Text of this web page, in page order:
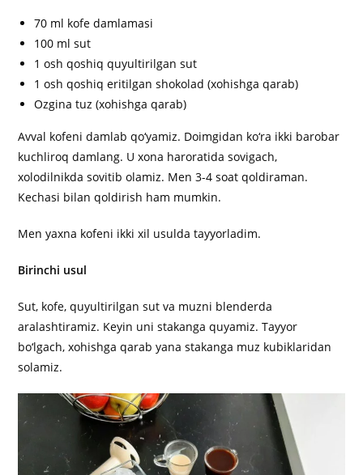
70 ml kofe damlamasi
100 ml sut
1 osh qoshiq quyultirilgan sut
1 osh qoshiq eritilgan shokolad (xohishga qarab)
Ozgina tuz (xohishga qarab)
Avval kofeni damlab qo‘yamiz. Doimgidan ko‘ra ikki barobar
kuchliroq damlang. U xona haroratida sovigach,
xolodilnikda sovitib olamiz. Men 3-4 soat qoldiraman.
Kechasi bilan qoldirish ham mumkin.
Men yaxna kofeni ikki xil usulda tayyorladim.
Birinchi usul
Sut, kofe, quyultirilgan sut va muzni blenderda
aralashtiramiz. Keyin uni stakanga quyamiz. Tayyor
bo‘lgach, xohishga qarab yana stakanga muz kubiklaridan
solamiz.